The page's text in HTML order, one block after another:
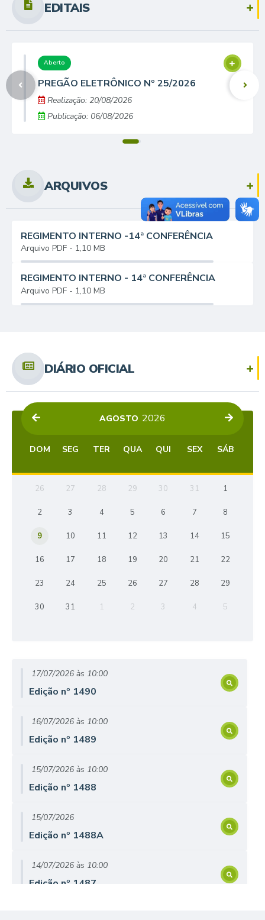
EDITAIS
PREGÃO ELETRÔNICO Nº 25/2026
Aberto
Publicação: 06/08/2026
Realização: 20/08/2026
ARQUIVOS
REGIMENTO INTERNO -14ª CONFERÊNCIA
MUNICIPAL
PDF 1,10 MB
REGIMENTO INTERNO - 14ª CONFERÊNCIA
MUNICIPAL
PDF 1,10 MB
DIÁRIO OFICIAL
AGOSTO 2026
DOM SEG TER QUA QUI SEX SÁB
26 27 28 29 30 31 1
2 3 4 5 6 7 8
9 10 11 12 13 14 15
16 17 18 19 20 21 22
23 24 25 26 27 28 29
30 31 1 2 3 4 5
Edição nº 1490
17/07/2026 10:00
Edição nº 1489
16/07/2026 10:00
Edição nº 1488
15/07/2026 10:00
Edição nº 1488A
15/07/2026
Edição nº 1487
14/07/2026 10:00